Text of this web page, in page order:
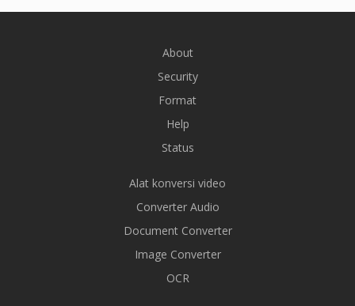
About
Security
Format
Help
Status
Alat konversi video
Converter Audio
Document Converter
Image Converter
OCR